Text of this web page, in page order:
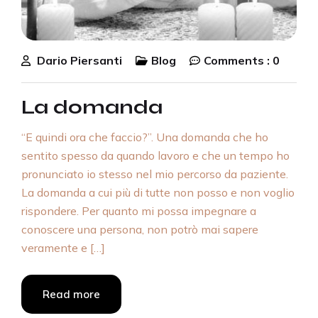
Dario Piersanti Blog Comments : 0
La domanda
“E quindi ora che faccio?”. Una domanda che ho
sentito spesso da quando lavoro e che un tempo ho
pronunciato io stesso nel mio percorso da paziente.
La domanda a cui più di tutte non posso e non voglio
rispondere. Per quanto mi possa impegnare a
conoscere una persona, non potrò mai sapere
veramente e […]
Read more